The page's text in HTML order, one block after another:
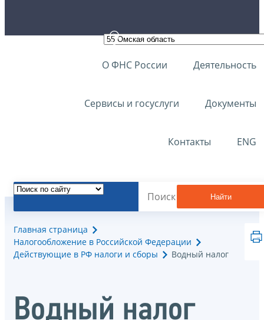
О ФНС России Деятельность
Сервисы и госуслуги Документы
Контакты ENG
Найти
Главная страница
Налогообложение в Российской Федерации
Действующие в РФ налоги и сборы
Водный налог
Водный налог